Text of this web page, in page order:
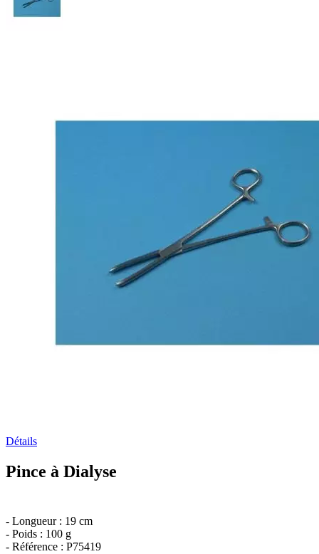
Détails
Pince à Dialyse
- Longueur : 19 cm
- Poids : 100 g
- Référence : P75419